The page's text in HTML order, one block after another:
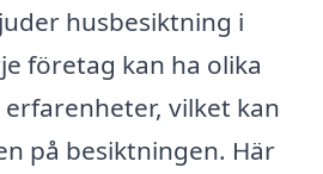
husbesiktning i
företag kan ha olika
vilket kan
på besiktningen. Här